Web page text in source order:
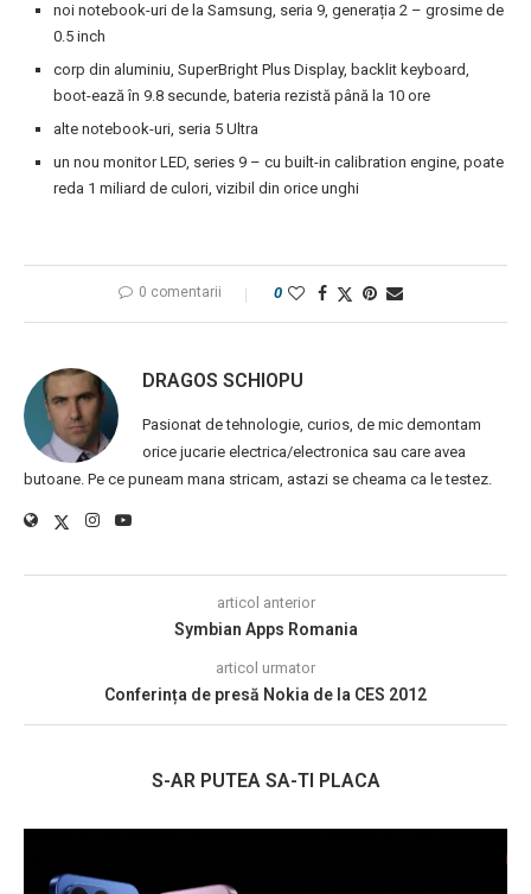
noi notebook-uri de la Samsung, seria 9, generația 2 – grosime de
0.5 inch
corp din aluminiu, SuperBright Plus Display, backlit keyboard,
boot-ează în 9.8 secunde, bateria rezistă până la 10 ore
alte notebook-uri, seria 5 Ultra
un nou monitor LED, series 9 – cu built-in calibration engine, poate
reda 1 miliard de culori, vizibil din orice unghi
0 comentarii 0
DRAGOS SCHIOPU
Pasionat de tehnologie, curios, de mic demontam
orice jucarie electrica/electronica sau care avea
butoane. Pe ce puneam mana stricam, astazi se cheama ca le testez.
articol anterior
Symbian Apps Romania
articol urmator
Conferința de presă Nokia de la CES 2012
S-AR PUTEA SA-TI PLACA